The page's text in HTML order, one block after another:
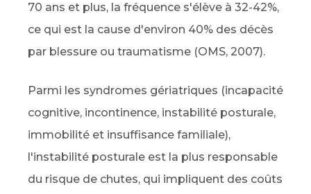
70 ans et plus, la fréquence s'élève à 32-42%,
ce qui est la cause d'environ 40% des décès
par blessure ou traumatisme (OMS, 2007).
Parmi les syndromes gériatriques (incapacité
cognitive, incontinence, instabilité posturale,
immobilité et insuffisance familiale),
l'instabilité posturale est la plus responsable
du risque de chutes, qui impliquent des coûts